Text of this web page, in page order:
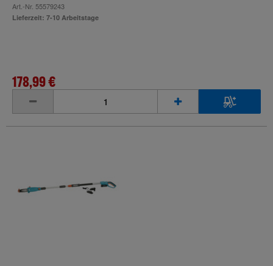
Art.-Nr. 55579243
Lieferzeit: 7-10 Arbeitstage
178,99 €